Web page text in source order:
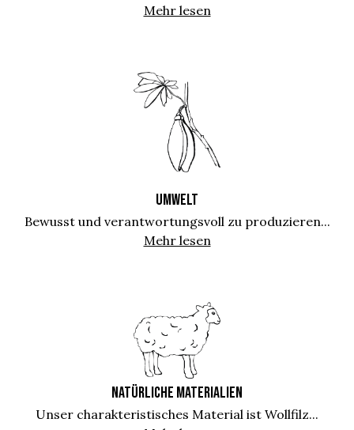
Mehr lesen
UMWELT
Bewusst und verantwortungsvoll zu produzieren...
Mehr lesen
NATÜRLICHE MATERIALIEN
Unser charakteristisches Material ist Wollfilz...